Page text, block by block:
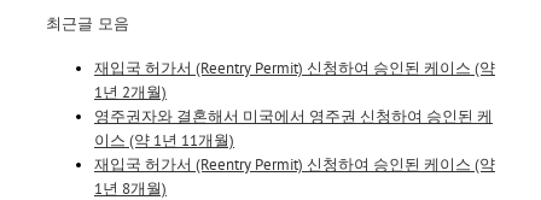
최근글 모음
재입국 허가서 (Reentry Permit) 신청하여 승인된 케이스 (약
1년 2개월)
영주권자와 결혼해서 미국에서 영주권 신청하여 승인된 케
이스 (약 1년 11개월)
재입국 허가서 (Reentry Permit) 신청하여 승인된 케이스 (약
1년 8개월)